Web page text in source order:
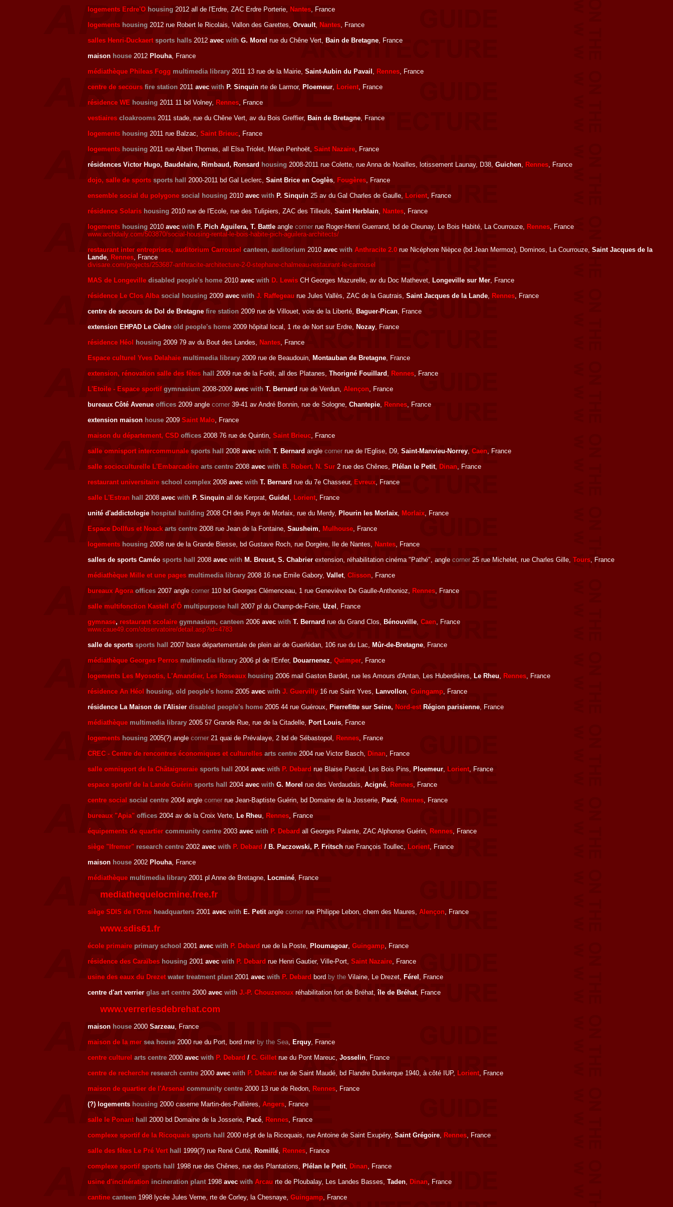
logements Erdre'O housing 2012 all de l'Erdre, ZAC Erdre Porterie, Nantes, France
logements housing 2012 rue Robert le Ricolais, Vallon des Garettes, Orvault, Nantes, France
salles Henri-Duckaert sports halls 2012 avec with G. Morel rue du Chêne Vert, Bain de Bretagne, France
maison house 2012 Plouha, France
médiathèque Phileas Fogg multimedia library 2011 13 rue de la Mairie, Saint-Aubin du Pavail , Rennes, France
centre de secours fire station 2011 avec with P. Sinquin rte de Larmor, Ploemeur, Lorient, France
résidence WE housing 2011 11 bd Volney, Rennes, France
vestiaires cloakrooms 2011 stade, rue du Chêne Vert, av du Bois Greffier, Bain de Bretagne, France
logements housing 2011 rue Balzac, Saint Brieuc, France
logements housing 2011 rue Albert Thomas, all Elsa Triolet, Méan Penhoët, Saint Nazaire, France
résidences Victor Hugo, Baudelaire, Rimbaud, Ronsard housing 2008-2011 rue Colette, rue Anna de Noailles, lotissement Launay, D38, Guichen, Rennes, France
dojo, salle de sports sports hall 2000-2011 bd Gal Leclerc, Saint Brice en Coglès, Fougères, France
ensemble social du polygone social housing 2010 avec with P. Sinquin 25 av du Gal Charles de Gaulle, Lorient, France
résidence Solaris housing 2010 rue de l'Ecole, rue des Tulipiers, ZAC des Tilleuls, Saint Herblain, Nantes, France
logements housing 2010 avec with F. Pich Aguilera, T. Battle angle corner rue Roger-Henri Guerrand, bd de Cleunay, Le Bois Habité, La Courrouze, Rennes, France
www.archdaily.com/503870/social-housing-rental-le-bois-habite-pich-aguilera-architects/
restaurant inter entreprises, auditorium Carrousel canteen, auditorium 2010 avec with Anthracite 2.0 rue Nicéphore Nièpce (bd Jean Mermoz), Dominos, La Courrouze, Saint Jacques de la
Lande, Rennes, France
divisare.com/projects/253687-anthracite-architecture-2-0-stephane-chalmeau-restaurant-le-carrousel
MAS de Longeville disabled people's home 2010 avec with D. Lewis CH Georges Mazurelle, av du Doc Mathevet, Longeville sur Mer, France
résidence Le Clos Alba social housing 2009 avec with J. Raffegeau rue Jules Vallès, ZAC de la Gautrais, Saint Jacques de la Lande, Rennes, France
centre de secours de Dol de Bretagne fire station 2009 rue de Villouet, voie de la Liberté, Baguer-Pican, France
extension EHPAD Le Cèdre old people's home 2009 hôpital local, 1 rte de Nort sur Erdre, Nozay, France
résidence Héol housing 2009 79 av du Bout des Landes, Nantes, France
Espace culturel Yves Delahaie multimedia library 2009 rue de Beaudouin, Montauban de Bretagne, France
extension, rénovation salle des fêtes hall 2009 rue de la Forêt, all des Platanes, Thorigné Fouillard , Rennes, France
L'Etoile - Espace sportif gymnasium 2008-2009 avec with T. Bernard rue de Verdun, Alençon, France
bureaux Côté Avenue offices 2009 angle corner 39-41 av André Bonnin, rue de Sologne, Chantepie, Rennes, France
extension maison house 2009 Saint Malo, France
maison du département, CSD offices 2008 76 rue de Quintin, Saint Brieuc, France
salle omnisport intercommunale sports hall 2008 avec with T. Bernard angle corner rue de l'Eglise, D9, Saint-Manvieu-Norrey, Caen, France
salle socioculturelle L'Embarcadère arts centre 2008 avec with B. Robert, N. Sur 2 rue des Chênes, Plélan le Petit, Dinan, France
restaurant universitaire school complex 2008 avec with T. Bernard rue du 7e Chasseur, Evreux, France
salle L'Estran hall 2008 avec with P. Sinquin all de Kerprat, Guidel , Lorient, France
unité d'addictologie hospital building 2008 CH des Pays de Morlaix, rue du Merdy, Plourin les Morlaix, Morlaix, France
Espace Dollfus et Noack arts centre 2008 rue Jean de la Fontaine, Sausheim, Mulhouse, France
logements housing 2008 rue de la Grande Biesse, bd Gustave Roch, rue Dorgère, Ile de Nantes, Nantes, France
salles de sports Caméo sports hall 2008 avec with M. Breust, S. Chabrier extension, réhabilitation cinéma "Pathé", angle corner 25 rue Michelet, rue Charles Gille, Tours, France
médiathèque Mille et une pages multimedia library 2008 16 rue Emile Gabory, Vallet, Clisson, France
bureaux Agora offices 2007 angle corner 110 bd Georges Clémenceau, 1 rue Geneviève De Gaulle-Anthonioz, Rennes, France
salle multifonction Kastell d’Ô multipurpose hall 2007 pl du Champ-de-Foire, Uzel , France
gymnase, restaurant scolaire gymnasium, canteen 2006 avec with T. Bernard rue du Grand Clos, Bénouville, Caen, France
www.caue49.com/observatoire/detail.asp?id=4783
salle de sports sports hall 2007 base départementale de plein air de Guerlédan, 106 rue du Lac, Mûr-de-Bretagne, France
médiathèque Georges Perros multimedia library 2006 pl de l'Enfer, Douarnenez, Quimper, France
logements Les Myosotis, L'Amandier, Les Roseaux housing 2006 mail Gaston Bardet, rue les Amours d'Antan, Les Huberdières, Le Rheu, Rennes, France
résidence An Héol housing, old people's home 2005 avec with J. Guervilly 16 rue Saint Yves, Lanvollon, Guingamp, France
résidence La Maison de l'Alisier disabled people's home 2005 44 rue Guéroux, Pierrefitte sur Seine, Nord-est Région parisienne, France
médiathèque multimedia library 2005 57 Grande Rue, rue de la Citadelle, Port Louis, France
logements housing 2005(?) angle corner 21 quai de Prévalaye, 2 bd de Sébastopol, Rennes, France
CREC - Centre de rencontres économiques et culturelles arts centre 2004 rue Victor Basch, Dinan, France
salle omnisport de la Châtaigneraie sports hall 2004 avec with P. Debard rue Blaise Pascal, Les Bois Pins, Ploemeur, Lorient, France
espace sportif de la Lande Guérin sports hall 2004 avec with G. Morel rue des Verdaudais, Acigné, Rennes, France
centre social social centre 2004 angle corner rue Jean-Baptiste Guérin, bd Domaine de la Josserie, Pacé, Rennes, France
bureaux "Apia" offices 2004 av de la Croix Verte, Le Rheu, Rennes, France
équipements de quartier community centre 2003 avec with P. Debard all Georges Palante, ZAC Alphonse Guérin, Rennes, France
siège "Ifremer" research centre 2002 avec with P. Debard / B. Paczowski, P. Fritsch rue François Toullec, Lorient, France
maison house 2002 Plouha, France
médiathèque multimedia library 2001 pl Anne de Bretagne, Locminé, France
mediathequelocmine.free.fr
siège SDIS de l'Orne headquarters 2001 avec with E. Petitangle corner rue Philippe Lebon, chem des Maures, Alençon, France
www.sdis61.fr
école primaire primary school 2001 avec with P. Debard rue de la Poste, Ploumagoar, Guingamp, France
résidence des Caraïbes housing 2001 avec with P. Debard rue Henri Gautier, Ville-Port, Saint Nazaire, France
usine des eaux du Drezet water treatment plant 2001 avec with P. Debard bord by the Vilaine, Le Drezet, Férel , France
centre d'art verrier glas art centre 2000 avec with J.-P. Chouzenoux réhabilitation fort de Bréhat,île de Bréhat, France
www.verreriesdebrehat.com
maison house 2000 Sarzeau, France
maison de la mer sea house 2000 rue du Port, bord mer by the Sea, Erquy, France
centre culturel arts centre 2000 avec with P. Debard / C. Gillet rue du Pont Mareuc, Josselin, France
centre de recherche research centre 2000 avec with P. Debard rue de Saint Maudé, bd Flandre Dunkerque 1940, à côté IUP, Lorient, France
maison de quartier de l'Arsenal community centre 2000 13 rue de Redon, Rennes, France
(?) logements housing 2000 caserne Martin-des-Pallières, Angers, France
salle le Ponant hall 2000 bd Domaine de la Josserie, Pacé, Rennes, France
complexe sportif de la Ricoquais sports hall 2000 rd-pt de la Ricoquais, rue Antoine de Saint Exupéry, Saint Grégoire, Rennes, France
salle des fêtes Le Pré Vert hall 1999(?) rue René Cutté, Romillé, Rennes, France
complexe sportif sports hall 1998 rue des Chênes, rue des Plantations, Plélan le Petit, Dinan, France
usine d'incinération incineration plant 1998 avec with Arcau rte de Ploubalay, Les Landes Basses, Taden, Dinan, France
cantine canteen 1998 lycée Jules Verne, rte de Corley, la Chesnaye, Guingamp, France